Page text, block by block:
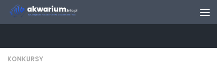
Skip to content
KONKURSY